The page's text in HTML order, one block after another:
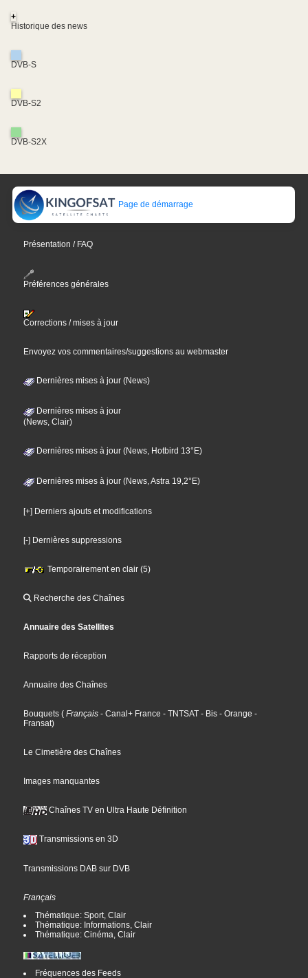
+
Historique des news
DVB-S
DVB-S2
DVB-S2X
Page de démarrage
Présentation / FAQ
Préférences générales
Corrections / mises à jour
Envoyez vos commentaires/suggestions au webmaster
Dernières mises à jour (News)
Dernières mises à jour
(News, Clair)
Dernières mises à jour (News, Hotbird 13°E)
Dernières mises à jour (News, Astra 19,2°E)
[+] Derniers ajouts et modifications
[-] Dernières suppressions
Temporairement en clair (5)
Recherche des Chaînes
Annuaire des Satellites
Rapports de réception
Annuaire des Chaînes
Bouquets ( Français - Canal+ France - TNTSAT - Bis - Orange -
Fransat)
Le Cimetière des Chaînes
Images manquantes
Chaînes TV en Ultra Haute Définition
Transmissions en 3D
Transmissions DAB sur DVB
Français
Thématique: Sport, Clair
Thématique: Informations, Clair
Thématique: Cinéma, Clair
Fréquences des Feeds